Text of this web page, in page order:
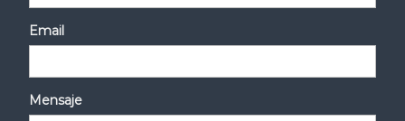
Email
Mensaje